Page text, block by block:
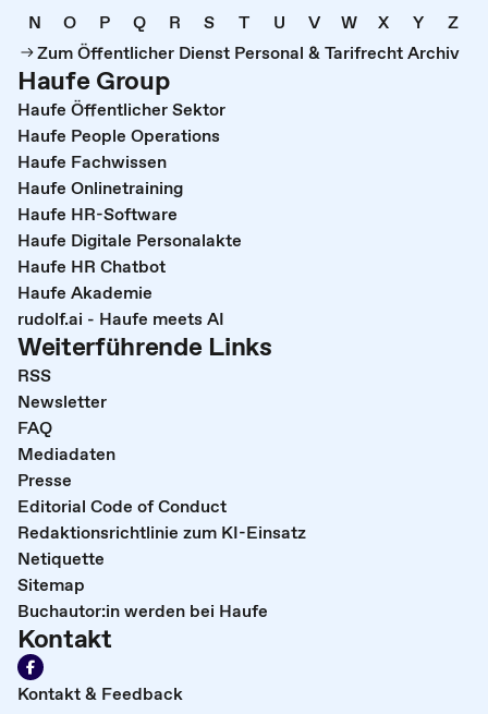
N
O P Q R S T U V W X Y
Z
Zum Öffentlicher Dienst Personal & Tarifrecht Archiv
Haufe Group
Haufe Öffentlicher Sektor
Haufe People Operations
Haufe Fachwissen
Haufe Onlinetraining
Haufe HR-Software
Haufe Digitale Personalakte
Haufe HR Chatbot
Haufe Akademie
rudolf.ai - Haufe meets AI
Weiterführende Links
RSS
Newsletter
FAQ
Mediadaten
Presse
Editorial Code of Conduct
Redaktionsrichtlinie zum KI-Einsatz
Netiquette
Sitemap
Buchautor:in werden bei Haufe
Kontakt
Kontakt & Feedback